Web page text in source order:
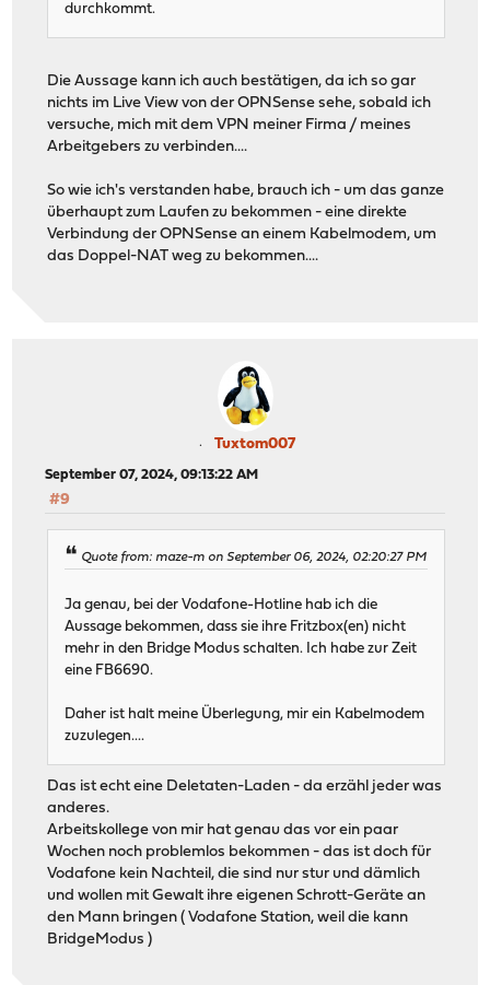
durchkommt.
Die Aussage kann ich auch bestätigen, da ich so gar
nichts im Live View von der OPNSense sehe, sobald ich
versuche, mich mit dem VPN meiner Firma / meines
Arbeitgebers zu verbinden....
So wie ich's verstanden habe, brauch ich - um das ganze
überhaupt zum Laufen zu bekommen - eine direkte
Verbindung der OPNSense an einem Kabelmodem, um
das Doppel-NAT weg zu bekommen....
Tuxtom007
September 07, 2024, 09:13:22 AM
#9
Quote from: maze-m on September 06, 2024, 02:20:27 PM
Ja genau, bei der Vodafone-Hotline hab ich die
Aussage bekommen, dass sie ihre Fritzbox(en) nicht
mehr in den Bridge Modus schalten. Ich habe zur Zeit
eine FB6690.
Daher ist halt meine Überlegung, mir ein Kabelmodem
zuzulegen....
Das ist echt eine Deletaten-Laden - da erzähl jeder was
anderes.
Arbeitskollege von mir hat genau das vor ein paar
Wochen noch problemlos bekommen - das ist doch für
Vodafone kein Nachteil, die sind nur stur und dämlich
und wollen mit Gewalt ihre eigenen Schrott-Geräte an
den Mann bringen ( Vodafone Station, weil die kann
BridgeModus )